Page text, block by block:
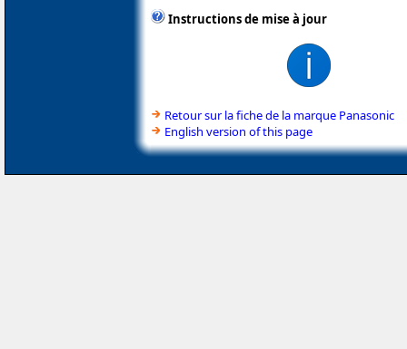
Instructions de mise à jour
Retour sur la fiche de la marque Panasonic
English version of this page